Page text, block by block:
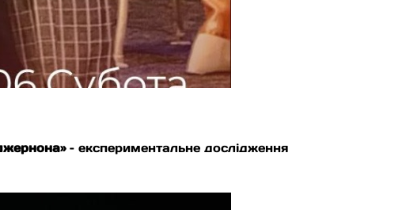
– експериментальне дослідження